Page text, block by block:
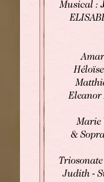
Musical :
Eleanor
Marie
&
Judith -